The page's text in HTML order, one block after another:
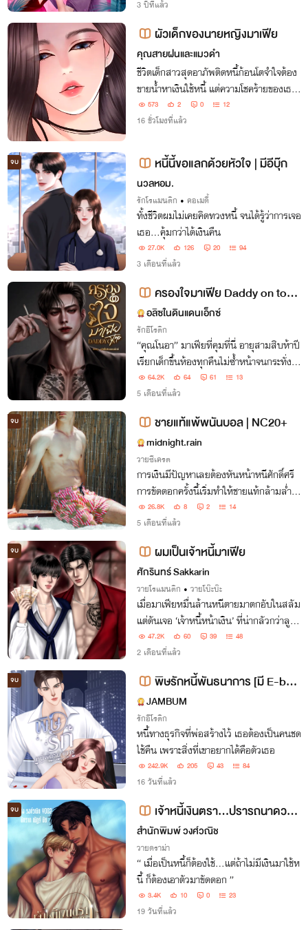
หนี้ ต้องดูแลข้อตกลงจากสัญญาที่ไม่ได้เขีย
นขึ้นมาด้วยตัวเอง
3 ปีที่แล้ว
ผัวเด็กของนายหญิงมาเฟีย
คุณสายฝนและแมวดำ
ชีวิตเด็กสาวสุดอาภัพติดหนี้ก้อนโตจำใจต้อง
ขายน้ำหาเงินใช้หนี้ แต่ความโชคร้ายของเธอ
ดันไม่จบไม่สิ้นพลาดไป "ทำเจ้าหนี้ท้อง" ไม่
ตายก็บุญละงานนี้
573 2 0 12
16 ชั่วโมงที่แล้ว
จบ หนี้นี้ขอแลกด้วยหัวใจ | มีอีบุ๊ก
นวลหอม.
รักโรแมนติก • คอเมดี้
ทั้งชีวิตผมไม่เคยคิดทวงหนี้ จนได้รู้ว่าการเจอ
เธอ…คุ้มกว่าได้เงินคืน
27.0K 126 20 94
3 เดือนที่แล้ว
ครองใจมาเฟีย Daddy on top|
NC20+ มีรูปประกอบ🔥
อลิซในดินแดนเอ็กซ์
รักอีโรติก
“คุณโนอา” มาเฟียที่คุมที่นี่ อายุสามสิบห้าปี
เรียกเด็กขึ้นห้องทุกคืนไม่ซ้ำหน้าจนกระทั่งเจ
อเด็กที่ชื่อ “ครองใจ” คนเดียวที่ทำเขาติดใจ อ
ยากรับเธอไปเลี้ยงดู และไม่เคยเรียกเด็กอีกเ
64.2K 64 61 13
5 เดือนที่แล้ว
จบ ชายแท้แพ้พนันบอล | NC20+
midnight.rain
วายซีเครต
การเงินมีปัญหาเลยต้องหันหน้าหนีศักดิ์ศรี
การขัดดอกครั้งนี้เริ่มทำให้ชายแท้กล้ามล่ำห
วั่นไหว!
26.8K 8 2 14
5 เดือนที่แล้ว
จบ ผมเป็นเจ้าหนี้มาเฟีย
ศักรินทร์ Sakkarin
วายโรแมนติก • วายโบ๊ะบ๊ะ
เมื่อมาเฟียหมื่นล้านหนีตายมาตกอับในสลัม
แต่ดันเจอ ‘เจ้าหนี้หน้าเงิน’ ที่น่ากลัวกว่าลูก
ปืน47.2K 60 39 48
2 เดือนที่แล้ว
จบ
พิษรักหนี้พันธนาการ [มี E-boo
k]JAMBUM
รักอีโรติก
หนี้ทางธุรกิจที่พ่อสร้างไว้ เธอต้องเป็นคนชด
ใช้คืน เพราะสิ่งที่เขาอยากได้คือตัวเธอ
242.9K 205 43 84
16 วันที่แล้ว
จบ
เจ้าหนี้เงินตรา…ปรารถนาดวงใ
จ [ อีบุ๊ค วันที่ 15 | ตอนใหม่ เวลา 16.
30 น. ]
สำนักพิมพ์ วงศ์วณิช
วายดราม่า
“ เมื่อเป็นหนี้ก็ต้องใช้…แต่ถ้าไม่มีเงินมาใช้ห
นี้ ก็ต้องเอาตัวมาขัดดอก ”
3.4K 10 0 23
19 วันที่แล้ว